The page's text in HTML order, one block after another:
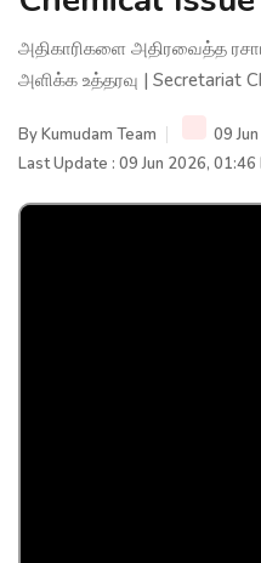
அதிகாரிகளை அதிரவைத்த
அளிக்க உத்தரவு | Secretariat
ByKumudam Team
09
Last Update : 09 Jun 2026, 01:46